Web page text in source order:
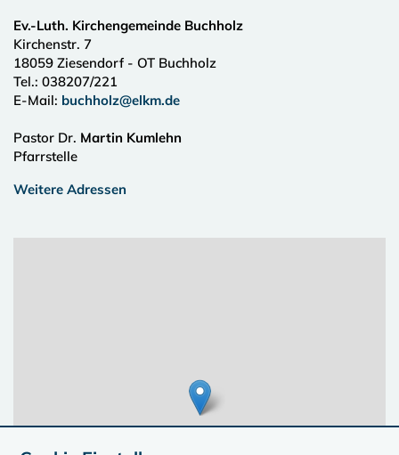
Ev.-Luth. Kirchengemeinde Buchholz
Kirchenstr. 7
18059 Ziesendorf - OT Buchholz
Tel.: 038207/221
E-Mail: buchholz@elkm.de
Pastor Dr. Martin Kumlehn
Pfarrstelle
Weitere Adressen